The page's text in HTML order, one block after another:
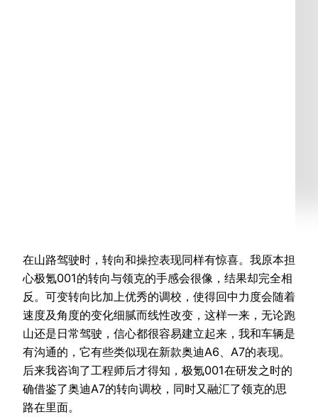
在山路驾驶时，转向和操控表现同样有惊喜。我原本担
心极氪001的转向与领克的手感会很像，结果却完全相
反。可变转向比加上优秀的调校，使得回中力度会随着
速度及角度的变化细腻而线性改变，这样一来，无论跑
山还是日常驾驶，信心都很容易建立起来，我和车辆是
有沟通的，它有些类似现在新款奥迪A6、A7的表现。
后来我咨询了工程师后才得知，极氪001在研发之时的
确借鉴了奥迪A7的转向调校，同时又融汇了领克的思
路在里面。